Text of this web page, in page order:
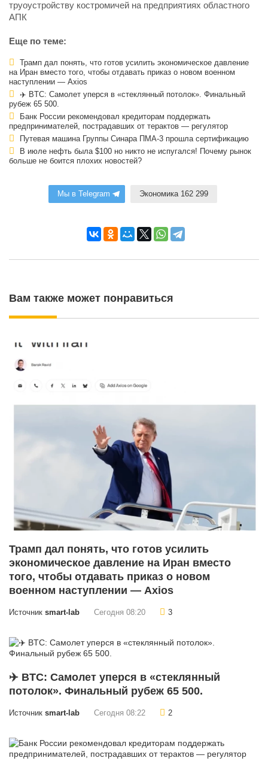
труоустройству костромичей на предприятиях областного
АПК
Еще по теме:
Трамп дал понять, что готов усилить экономическое давление
на Иран вместо того, чтобы отдавать приказ о новом военном
наступлении — Axios
✈️ BTC: Самолет уперся в «стеклянный потолок». Финальный
рубеж 65 500.
Банк России рекомендовал кредиторам поддержать
предпринимателей, пострадавших от терактов — регулятор
Путевая машина Группы Синара ПМА-3 прошла сертификацию
В июле нефть была $100 но никто не испугался! Почему рынок
больше не боится плохих новостей?
Мы в Telegram Экономика 162 299
Вам также может понравиться
Трамп дал понять, что готов усилить
экономическое давление на Иран вместо
того, чтобы отдавать приказ о новом
военном наступлении — Axios
Источник smart-lab Сегодня 08:20 3
✈️ BTC: Самолет уперся в «стеклянный
потолок». Финальный рубеж 65 500.
Источник smart-lab Сегодня 08:22 2